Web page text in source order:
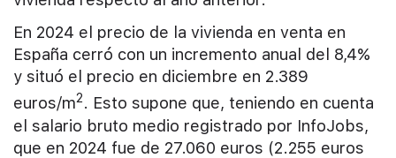
En 2024 el precio de la vivienda en venta en
España cerró con un incremento anual del 8,4%
y situó el precio en diciembre en 2.389
euros/m2. Esto supone que, teniendo en cuenta
el salario bruto medio registrado por InfoJobs,
que en 2024 fue de 27.060 euros (2.255 euros